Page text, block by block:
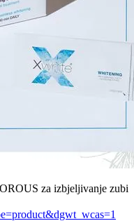
za izbjeljivanje zubi